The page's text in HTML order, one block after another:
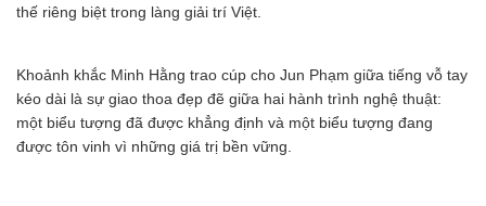
thế riêng biệt trong làng giải trí Việt.
Khoảnh khắc Minh Hằng trao cúp cho Jun Phạm giữa tiếng vỗ tay
kéo dài là sự giao thoa đẹp đẽ giữa hai hành trình nghệ thuật:
một biểu tượng đã được khẳng định và một biểu tượng đang
được tôn vinh vì những giá trị bền vững.